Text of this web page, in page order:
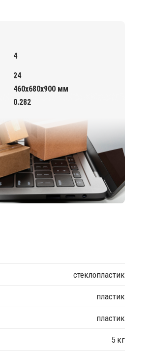
4
24
460х680х900 мм
0.282
стеклопластик
пластик
пластик
5 кг